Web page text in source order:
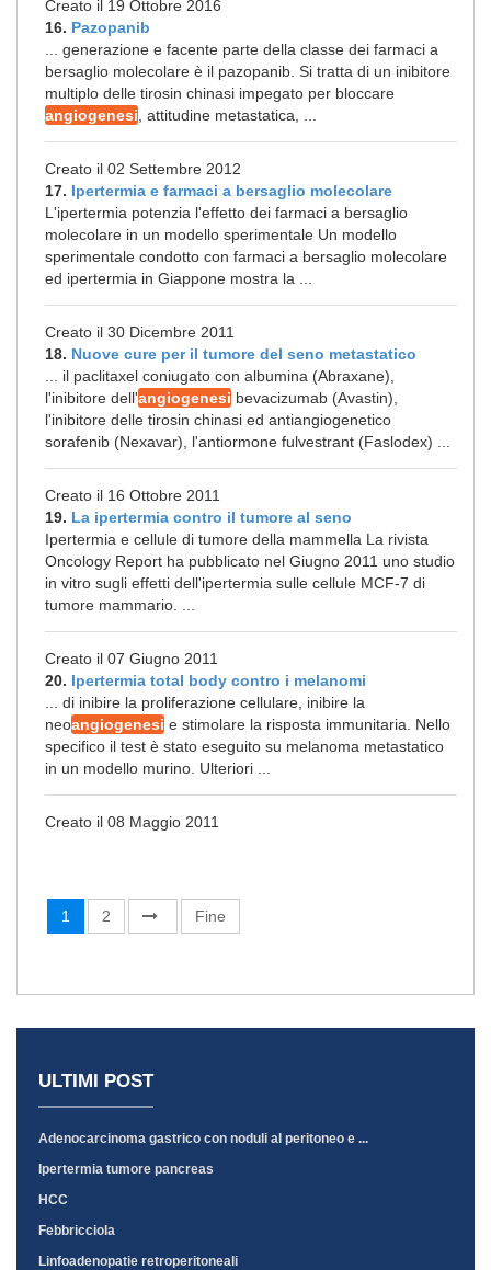
Creato il 19 Ottobre 2016
16. Pazopanib
... generazione e facente parte della classe dei farmaci a
bersaglio molecolare è il pazopanib. Si tratta di un inibitore
multiplo delle tirosin chinasi impegato per bloccare
angiogenesi , attitudine metastatica, ...
Creato il 02 Settembre 2012
17. Ipertermia e farmaci a bersaglio molecolare
L'ipertermia potenzia l'effetto dei farmaci a bersaglio
molecolare in un modello sperimentale Un modello
sperimentale condotto con farmaci a bersaglio molecolare
ed ipertermia in Giappone mostra la ...
Creato il 30 Dicembre 2011
18. Nuove cure per il tumore del seno metastatico
... il paclitaxel coniugato con albumina (Abraxane),
l'inibitore dell'angiogenesi bevacizumab (Avastin),
l'inibitore delle tirosin chinasi ed antiangiogenetico
sorafenib (Nexavar), l'antiormone fulvestrant (Faslodex) ...
Creato il 16 Ottobre 2011
19. La ipertermia contro il tumore al seno
Ipertermia e cellule di tumore della mammella La rivista
Oncology Report ha pubblicato nel Giugno 2011 uno studio
in vitro sugli effetti dell'ipertermia sulle cellule MCF-7 di
tumore mammario. ...
Creato il 07 Giugno 2011
20. Ipertermia total body contro i melanomi
... di inibire la proliferazione cellulare, inibire la
neoangiogenesi e stimolare la risposta immunitaria. Nello
specifico il test è stato eseguito su melanoma metastatico
in un modello murino. Ulteriori ...
Creato il 08 Maggio 2011
1 2 Fine
ULTIMI POST
Adenocarcinoma gastrico con noduli al peritoneo e ...
Ipertermia tumore pancreas
HCC
Febbricciola
Linfoadenopatie retroperitoneali